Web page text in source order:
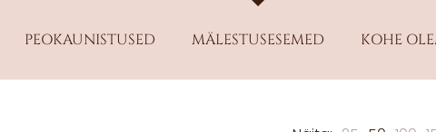
PEOKAUNISTUSED MÄLESTUSESEMED KOHE